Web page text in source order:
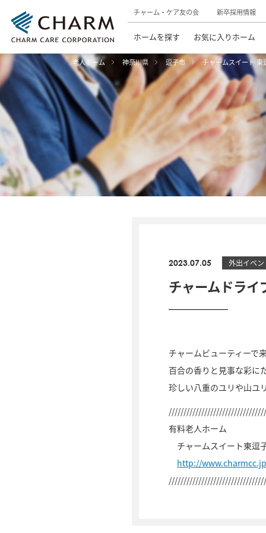
チャーム・ケア友の会 新卒採用情報
ホームを探す お気に入りホーム
老人ホーム 神奈川県 逗子市 チャームスイート 東
2023.07.05 外出イベン
チャームドラ
チャームビューティーで
百合の香りと見事な彩に
珍しい八重のユリや山ユ
有料老人ホーム
チャームスイート東逗
http://